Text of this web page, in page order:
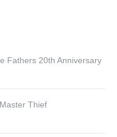
Fathers 20th Anniversary
Thief